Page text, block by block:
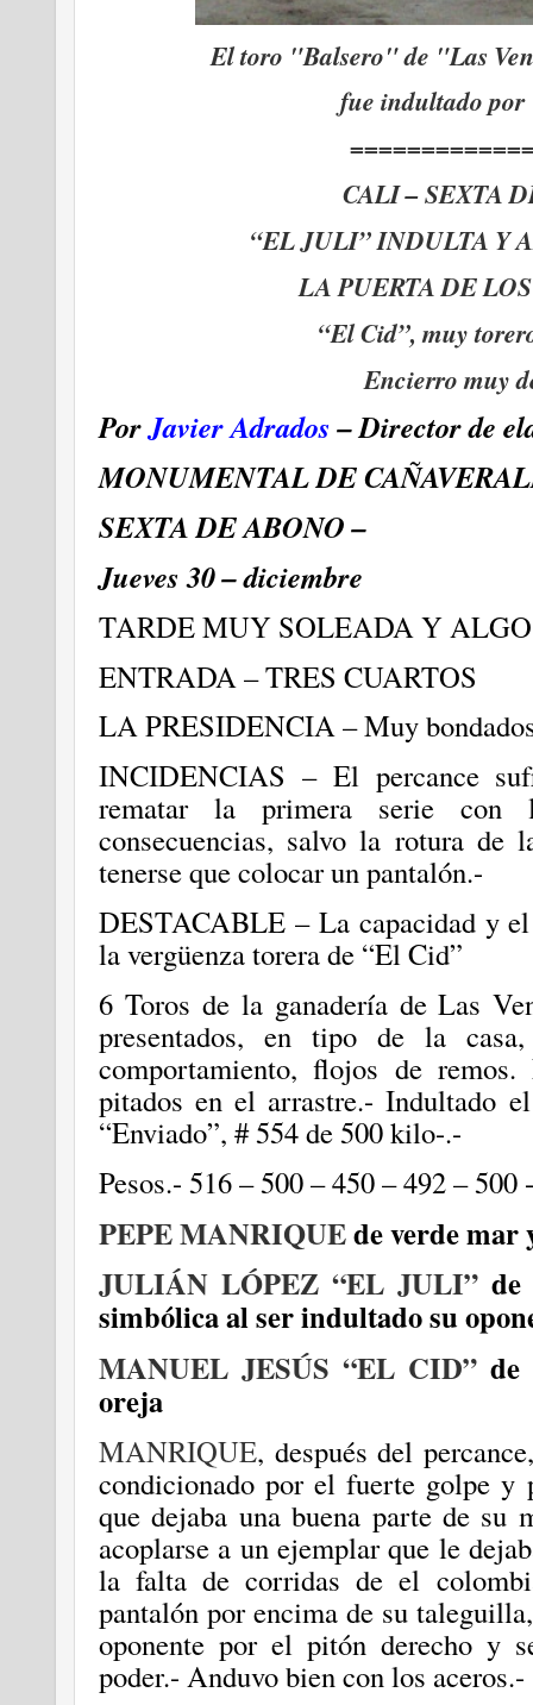
El toro "Balsero" de "Las
fue indultado
CALI – SEXTA
“EL JULI” INDULTA Y
LA PUERTA DE
“El Cid”, muy
Encierro muy
PorJavier Adrados– Director de
MONUMENTAL DE
SEXTADE ABONO –
Jueves 30 – diciembre
TARDE MUY SOLEADA Y
ENTRADA – TRES CUARTOS
LA PRESIDENCIA – Muy
INCIDENCIAS – El percance
rematar la primera serie con
consecuencias, salvo la rotura
tenerse que colocar un pantalón.-
DESTACABLE – La capacidad y
la vergüenza torera de “El Cid”
6 Toros de la ganadería de Las
presentados, en tipo de la
comportamiento, flojos de
pitados en el arrastre.- Indultado
“Enviado”, # 554 de 500 kilo-.-
Pesos.- 516 – 500 – 450 – 492 –
PEPE MANRIQUEde verde mar
JULIÁN LÓPEZ “EL JULI”
simbólica al ser indultado su
MANUEL JESÚS “EL CID”
oreja
MANRIQUE, después del
condicionado por el fuerte golpe
que dejaba una buena parte de
acoplarse a un ejemplar que le
la falta de corridas de el
pantalón por encima de su
oponente por el pitón derecho y
poder.- Anduvo bien con los aceros.-